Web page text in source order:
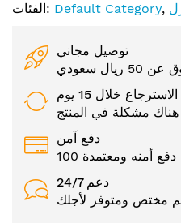
الفئات: Default Category,
توصيل مجاني
سعودي
الاسترجاع خلال 15 يوم
مشكلة في المنتج
دفع آمن
24/7 دعم
مختص ومتوفر لأجلك